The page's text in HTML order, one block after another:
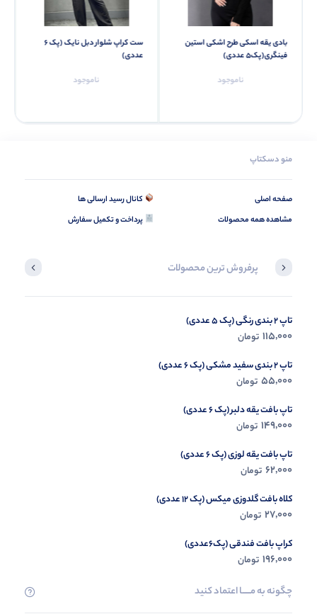
بادی یقه اسکی طرح اشکی استین
فینگری(پک5 عددی)
ناموجود
ست کراپ شلوار دبل نایک (پک 6
عددی)
ناموجود
منو دسکتاپ
صفحه اصلی
مشاهده همه محصولات
کانال رسید ارسالی ها
پرداخت و تکمیل سفارش
پرفروش ترین محصولات
تاپ 2 بندی رنگی (پک 5 عددی)
115,000 تومان
تاپ 2 بندی سفید مشکی (پک 6 عددی)
55,000 تومان
تاپ بافت یقه دلبر (پک 6 عددی)
149,000 تومان
تاپ بافت یقه لوزی (پک 6 عددی)
62,000 تومان
کلاه بافت گلدوزی میکس (پک 12 عددی)
27,000 تومان
کراپ بافت فندقی (پک6عددی)
196,000 تومان
تاپ و شورت گت دار (پک 6 عددی)
115,000 تومان
چگونه به مــــــا اعتماد کنید